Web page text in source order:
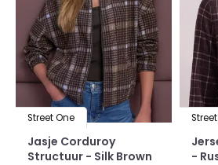
Street One
Jasje Corduroy
Structuur - Silk Brown
-